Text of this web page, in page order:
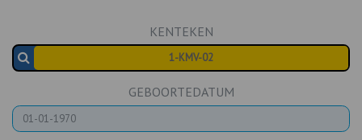
KENTEKEN
GEBOORTEDATUM